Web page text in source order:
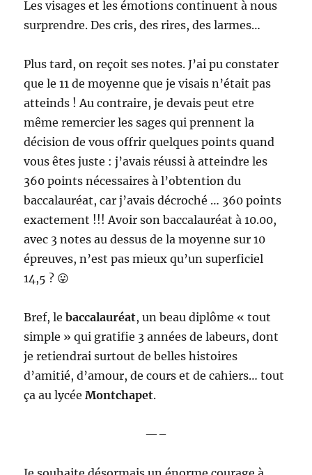
Les visages et les émotions continuent à nous
surprendre. Des cris, des rires, des larmes…
Plus tard, on reçoit ses notes. J’ai pu constater
que le 11 de moyenne que je visais n’était pas
atteinds ! Au contraire, je devais peut etre
même remercier les sages qui prennent la
décision de vous offrir quelques points quand
vous êtes juste : j’avais réussi à atteindre les
360 points nécessaires à l’obtention du
baccalauréat, car j’avais décroché … 360 points
exactement !!! Avoir son baccalauréat à 10.00,
avec 3 notes au dessus de la moyenne sur 10
épreuves, n’est pas mieux qu’un superficiel
14,5 ? 😛
Bref, lebaccalauréat, un beau diplôme « tout
simple » qui gratifie 3 années de labeurs, dont
je retiendrai surtout de belles histoires
d’amitié, d’amour, de cours et de cahiers… tout
ça au lycéeMontchapet.
—–